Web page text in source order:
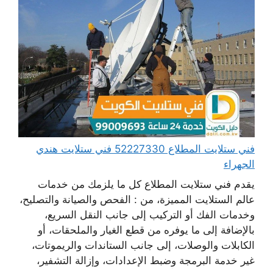
فني ستلايت المطلاع 52227330 فني ستلايت هندي
الجهراء
يقدم فني ستلايت المطلاع كل ما يلزمك من خدمات
عالم الستلايت المميزة، من : الفحص والصيانة والتصليح،
وخدمات الفك أو التركيب إلى جانب النقل السريع،
بالإضافة إلى ما يوفره من قطع الغيار والملحقات، أو
الكابلات والوصلات، إلى جانب الستاندات والريموتات،
غير خدمة البرمجة وضبط الإعدادات، وإزالة التشفير،